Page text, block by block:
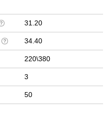
31.20
34.40
220\380
3
50